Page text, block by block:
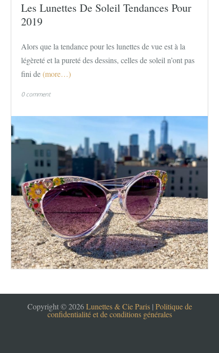
Les Lunettes De Soleil Tendances Pour
2019
Alors que la tendance pour les lunettes de vue est à la
légèreté et la pureté des dessins, celles de soleil n’ont pas
fini de (more…)
0 comment
Copyright © 2026Lunettes & Cie Paris | Politique de
confidentialité et de conditions générales